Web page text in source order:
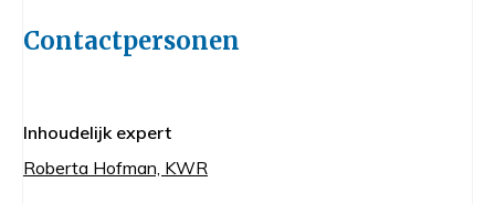
Contactpersonen
Inhoudelijk expert
Roberta Hofman, KWR